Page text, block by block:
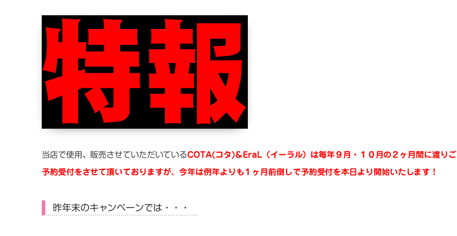
当店で使用、販売させていただいているCOTA(コタ)＆EraL（イーラル）は毎年９月・１０月の２ヶ月間に渡りご
予約受付をさせて頂いておりますが、今年は例年よりも１ヶ月前倒しで予約受付を本日より開始いたします！
昨年末のキャンペーンでは・・・